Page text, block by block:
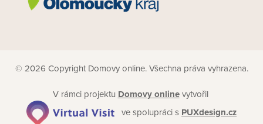
© 2026 Copyright Domovy online. Všechna práva vyhrazena.
V rámci projektu Domovy onlinevytvořil
ve spolupráci s PUXdesign.cz